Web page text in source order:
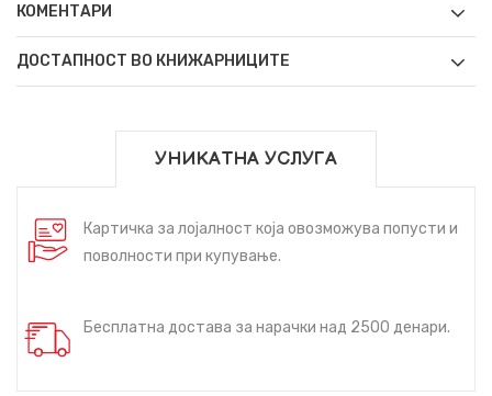
КОМЕНТАРИ
ДОСТАПНОСТ ВО КНИЖАРНИЦИТЕ
УНИКАТНА УСЛУГА
Картичка за лојалност која овозможува попусти и
поволности при купување.
Бесплатна достава за нарачки над 2500 денари.